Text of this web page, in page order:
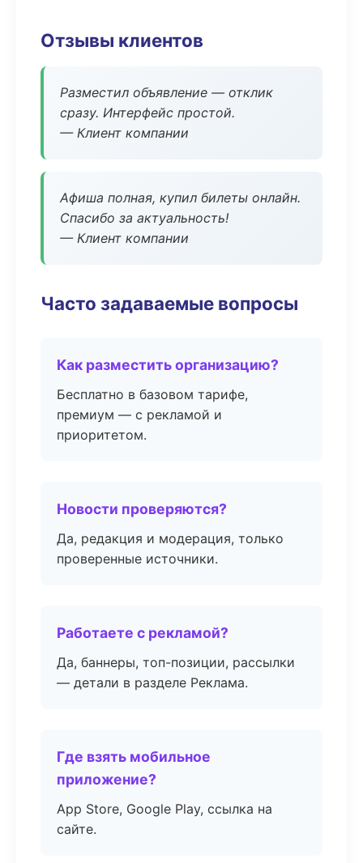
Отзывы клиентов
Разместил объявление — отклик
сразу. Интерфейс простой.
— Клиент компании
Афиша полная, купил билеты онлайн.
Спасибо за актуальность!
— Клиент компании
Часто задаваемые вопросы
Как разместить организацию?
Бесплатно в базовом тарифе,
премиум — с рекламой и
приоритетом.
Новости проверяются?
Да, редакция и модерация, только
проверенные источники.
Работаете с рекламой?
Да, баннеры, топ-позиции, рассылки
— детали в разделе Реклама.
Где взять мобильное
приложение?
App Store, Google Play, ссылка на
сайте.